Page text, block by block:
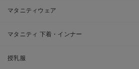
マタニティウェア
マタニティ 下着・インナー
授乳服